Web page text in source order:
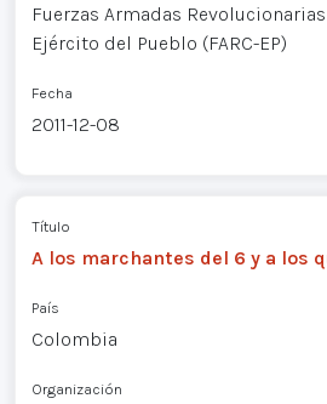
Fuerzas Armadas
Ejército del Pueblo (FARC-EP)
Fecha
2011-12-08
Título
A los marchantes del 6 y a los
País
Colombia
Organización